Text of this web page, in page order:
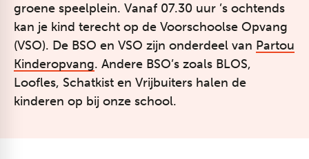
groene speelplein. Vanaf 07.30 uur ’s ochtends
kan je kind terecht op de Voorschoolse Opvang
(VSO). De BSO en VSO zijn onderdeel van Partou
Kinderopvang. Andere BSO’s zoals BLOS,
Loofles, Schatkist en Vrijbuiters halen de
kinderen op bij onze school.